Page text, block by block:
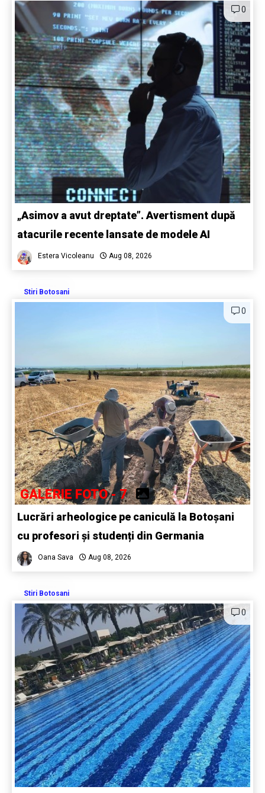
0
„Asimov a avut dreptate”. Avertisment după
atacurile recente lansate de modele AI
Estera Vicoleanu Aug 08, 2026
Stiri Botosani
0
GALERIE FOTO - 7
Lucrări arheologice pe caniculă la Botoșani
cu profesori și studenți din Germania
Oana Sava Aug 08, 2026
Stiri Botosani
0